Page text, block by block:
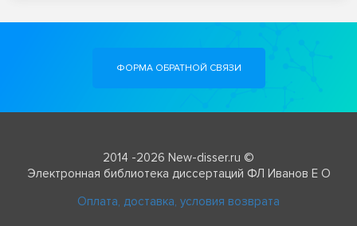
ФОРМА ОБРАТНОЙ СВЯЗИ
2014 -2026 New-disser.ru ©
Электронная библиотека диссертаций ФЛ Иванов Е О
Оплата, доставка, условия возврата